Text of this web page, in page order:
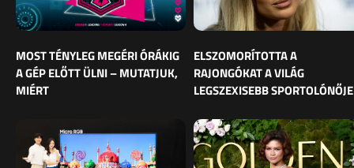
MOST TÉNYLEG MEGÉRI ÓRÁKIG
A GÉP ELŐTT ÜLNI – MUTATJUK,
MIÉRT
ELSZOMORÍTOTTA A
RAJONGÓKAT A VILÁG
LEGSZEXISEBB SPORTOLÓNŐJE